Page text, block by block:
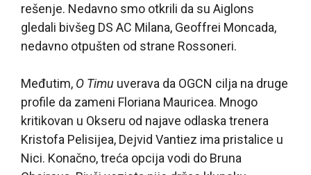
rešenje. Nedavno smo otkrili da su Aiglons
gledali bivšeg DS AC Milana, Geoffrei Moncada,
nedavno otpušten od strane Rossoneri.
Međutim, O Timu uverava da OGCN cilja na druge
profile da zameni Floriana Mauricea. Mnogo
kritikovan u Okseru od najave odlaska trenera
Kristofa Pelisijea, Dejvid Vantiez ima pristalice u
Nici. Konačno, treća opcija vodi do Bruna